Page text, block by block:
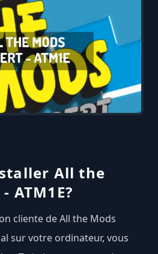
All the
ATM1E?
cliente de All the Mods
sur votre ordinateur, vous